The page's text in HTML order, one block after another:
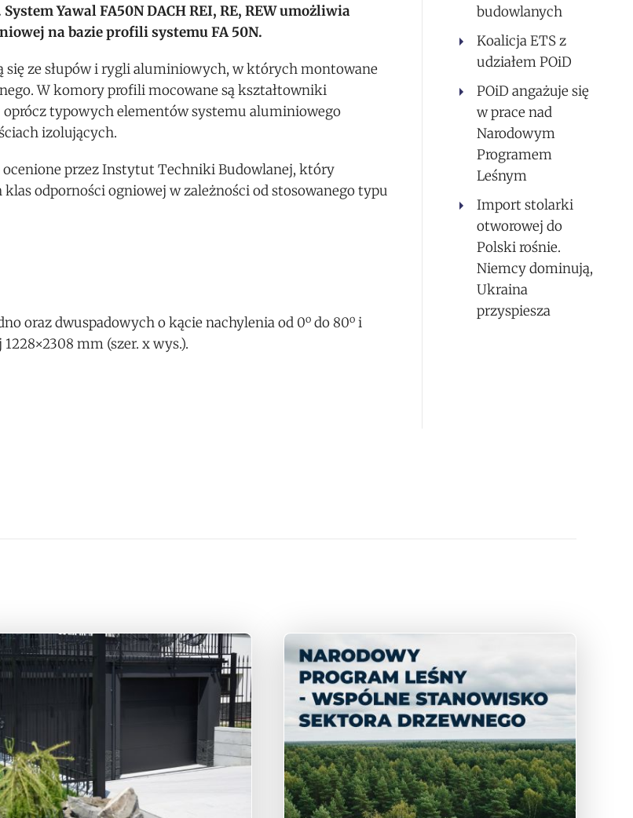
Yawal FA50N DACH REI, RE, REW umożliwia
na bazie profili systemu FA 50N.
się ze słupów i rygli aluminiowych, w których montowane
W komory profili mocowane są kształtowniki
typowych elementów systemu aluminiowego
izolujących.
ocenione przez Instytut Techniki Budowlanej, który
odporności ogniowej w zależności od stosowanego typu
oraz dwuspadowych o kącie nachylenia od 0o do 80o i
mm (szer. x wys.).
budowlanych
Koalicja ETS z
udziałem POiD
POiD angażuje się
w prace nad
Narodowym
Programem
Leśnym
Import stolarki
otworowej do
Polski rośnie.
Niemcy dominują,
Ukraina
przyspiesza